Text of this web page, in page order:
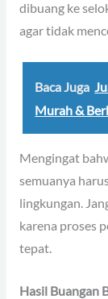
dibuang ke
agar tidak
Baca Juga
Murah &
Mengingat
semuanya
lingkungan.
karena proses
tepat.
Hasil Buangan